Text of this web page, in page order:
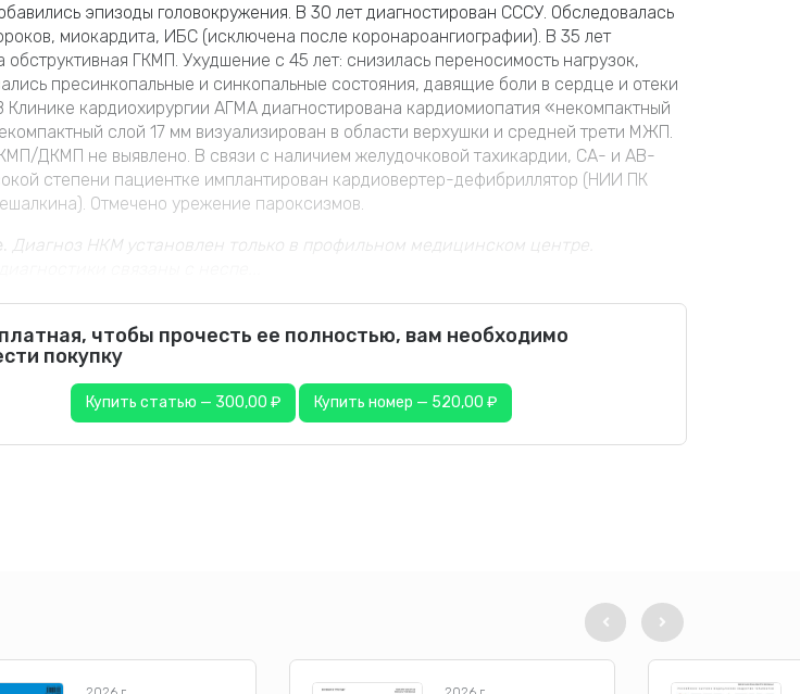
эпизоды головокружения. В 30 лет диагностирован СССУ. Обследовалась
миокардита, ИБС (исключена после коронароангиографии). В 35 лет
обструктивная ГКМП. Ухудшение с 45 лет: снизилась переносимость нагрузок,
пресинкопальные и синкопальные состояния, давящие боли в сердце и отеки
Клинике кардиохирургии АГМА диагностирована кардиомиопатия «некомпактный
слой 17 мм визуализирован в области верхушки и средней трети МЖП.
ДКМП не выявлено. В связи с наличием желудочковой тахикардии, СА- и АВ-
степени пациентке имплантирован кардиовертер-дефибриллятор (НИИ ПК
Отмечено урежение пароксизмов.
Диагноз НКМ установлен только в профильном медицинском центре.
чтобы прочесть ее полностью, вам необходимо
покупку
Купить статью — 300,00 ₽ Купить номер — 520,00 ₽